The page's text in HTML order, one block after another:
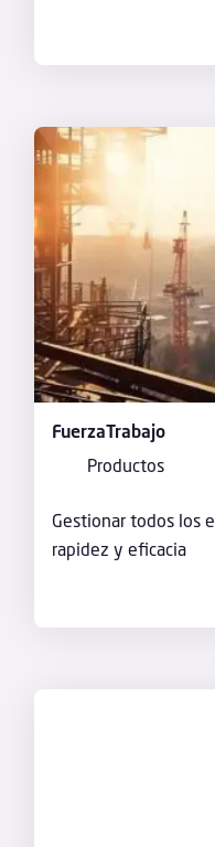
FuerzaTrabajo
Productos
Gestionar todos los
rapidez y eficacia